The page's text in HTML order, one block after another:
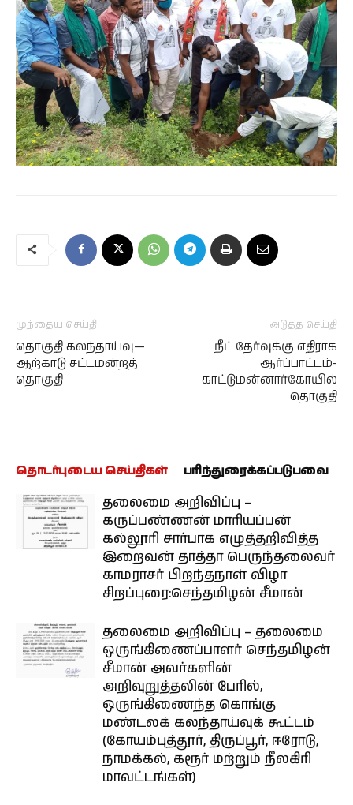
முந்தைய செய்தி
தொகுதி கலந்தாய்வு—
ஆற்காடு சட்டமன்றத்
தொகுதி
அடுத்த செய்தி
நீட் தேர்வுக்கு எதிராக
ஆர்ப்பாட்டம்-
காட்டுமன்னார்கோயில்
தொகுதி
தொடர்புடைய செய்திகள் பரிந்துரைக்கப்படுபவை
தலைமை அறிவிப்பு –
கருப்பண்ணன் மாரியப்பன்
கல்லூரி சார்பாக எழுத்தறிவித்த
இறைவன் தாத்தா பெருந்தலைவர்
காமராசர் பிறந்தநாள் விழா
சிறப்புரை:செந்தமிழன் சீமான்
தலைமை அறிவிப்பு – தலைமை
ஒருங்கிணைப்பாளர் செந்தமிழன்
சீமான் அவர்களின்
அறிவுறுத்தலின் பேரில்,
ஒருங்கிணைந்த கொங்கு
மண்டலக் கலந்தாய்வுக் கூட்டம்
(கோயம்புத்தூர், திருப்பூர், ஈரோடு,
நாமக்கல், கரூர் மற்றும் நீலகிரி
மாவட்டங்கள்)